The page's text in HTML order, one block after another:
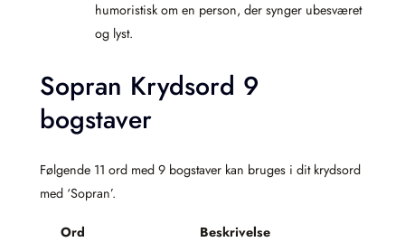
humoristisk om en person, der synger ubesværet
og lyst.
Sopran Krydsord 9
bogstaver
Følgende 11 ord med 9 bogstaver kan bruges i dit krydsord
med ‘Sopran’.
Ord Beskrivelse